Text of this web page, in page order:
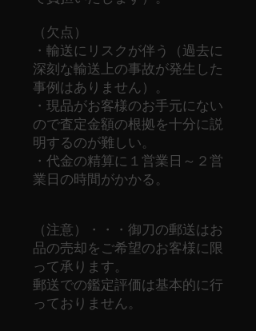
（欠点）
・輸送にリスクが伴う（過去に
深刻な輸送上の事故が発生した
事例はありません）。
・現品がお客様のお手元にない
ので査定金額の根拠を十分に説
明するのが難しい。
・代金の精算に１営業日～２営
業日の時間がかかる。
（注意）・・・御刀の郵送はお
品の売却をご希望のお客様に限
って承ります。
郵送での鑑定評価は基本的に行
っておりません。